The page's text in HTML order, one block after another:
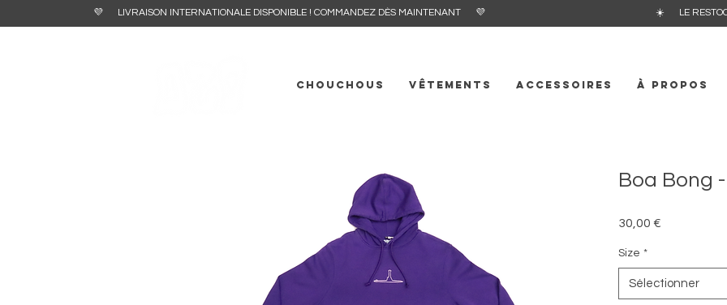
💜 LIVRAISON INTERNATIONALE DISPONIBLE ! COMMANDEZ DÈS MAINTENANT 💜 ☀️ LE RESTOCK DE
CHOUCHOUS VÊTEMENTS ACCESSOIRES À propos
Boa Bong
30,00 €
Size *
Sélectionner